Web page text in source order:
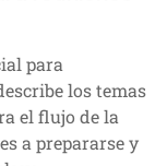
para
los temas
el flujo de la
a prepararse y